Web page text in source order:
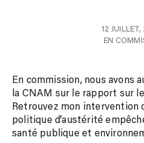
12
EN
En commission, nous avons
la CNAM sur le rapport sur
Retrouvez mon intervention
politique d’austérité
santé publique et